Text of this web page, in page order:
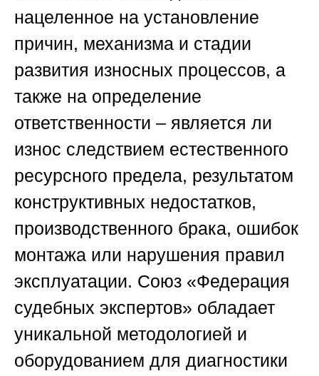
нацеленное на установление
причин, механизма и стадии
развития износных процессов, а
также на определение
ответственности – является ли
износ следствием естественного
ресурсного предела, результатом
конструктивных недостатков,
производственного брака, ошибок
монтажа или нарушения правил
эксплуатации. Союз «Федерация
судебных экспертов» обладает
уникальной методологией и
оборудованием для диагностики